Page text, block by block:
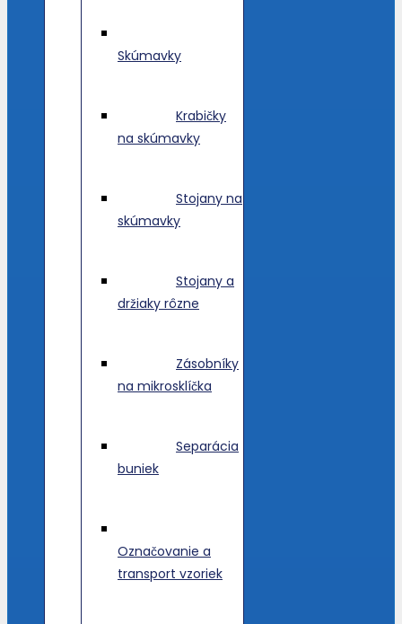
Skúmavky
Krabičky
na skúmavky
Stojany na
skúmavky
Stojany a
držiaky rôzne
Zásobníky
na mikrosklíčka
Separácia
buniek
Označovanie a
transport vzoriek